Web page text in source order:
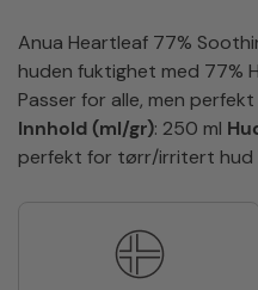
Anua Heartleaf 77%
huden fuktighet med 77%
Passer for alle, men
Innhold (ml/gr): 250 ml
perfekt for tørr/irritert hud